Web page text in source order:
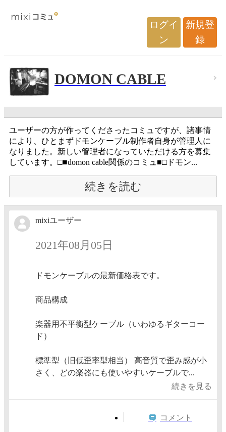
ログイ
ン
新規登
録
DOMON CABLE
ユーザーの方が作ってくださったコミュですが、諸事情
により、ひとまずドモンケーブル制作者自身が管理人に
なりました。新しい管理者になっていただける方を募集
しています。□■domon cable関係のコミュ■□ドモン...
続きを読む
mixiユーザー
2021年08月05日
ドモンケーブルの最新価格表です。
商品構成
楽器用不平衡型ケーブル（いわゆるギターコー
ド）
標準型（旧低歪率型相当） 高音質で歪み感が小
さく、どの楽器にも使いやすいケーブルで...
続きを見る
コメント